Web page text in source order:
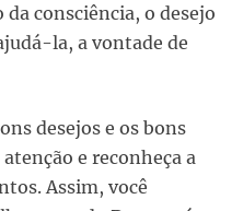
consciência, o desejo
la, a vontade de
desejos e os bons
e reconheça a
Assim, você